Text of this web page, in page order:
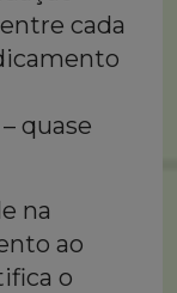
cada
quase
na
ao
o